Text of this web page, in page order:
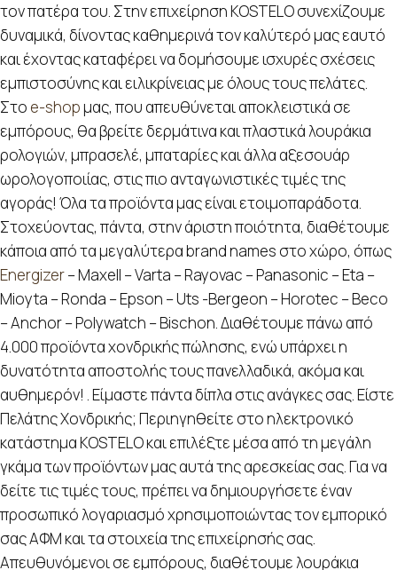
τον πατέρα του. Στην επιχείρηση KOSTELO συνεχίζουμε
δυναμικά, δίνοντας καθημερινά τον καλύτερό μας εαυτό
και έχοντας καταφέρει να δομήσουμε ισχυρές σχέσεις
εμπιστοσύνης και ειλικρίνειας με όλους τους πελάτες.
Στο e-shopμας, που απευθύνεται αποκλειστικά σε
εμπόρους, θα βρείτε δερμάτινα και πλαστικά λουράκια
ρολογιών, μπρασελέ, μπαταρίες και άλλα αξεσουάρ
ωρολογοποιίας, στις πιο ανταγωνιστικές τιμές της
αγοράς! Όλα τα προϊόντα μας είναι ετοιμοπαράδοτα.
Στοχεύοντας, πάντα, στην άριστη ποιότητα, διαθέτουμε
κάποια από τα μεγαλύτερα brand names στο χώρο, όπως
Energizer– Maxell – Varta – Rayovac – Panasonic – Eta –
Mioyta – Ronda – Epson – Uts -Bergeon – Horotec – Beco
– Anchor – Polywatch – Bischon. Διαθέτουμε πάνω από
4.000 προϊόντα χονδρικής πώλησης, ενώ υπάρχει η
δυνατότητα αποστολής τους πανελλαδικά, ακόμα και
αυθημερόν! . Είμαστε πάντα δίπλα στις ανάγκες σας. Είστε
Πελάτης Χονδρικής; Περιηγηθείτε στο ηλεκτρονικό
κατάστημα KOSTELO και επιλέξτε μέσα από τη μεγάλη
γκάμα των προϊόντων μας αυτά της αρεσκείας σας. Για να
δείτε τις τιμές τους, πρέπει να δημιουργήσετε έναν
προσωπικό λογαριασμό χρησιμοποιώντας τον εμπορικό
σας ΑΦΜ και τα στοιχεία της επιχείρησής σας.
Απευθυνόμενοι σε εμπόρους, διαθέτουμε λουράκια